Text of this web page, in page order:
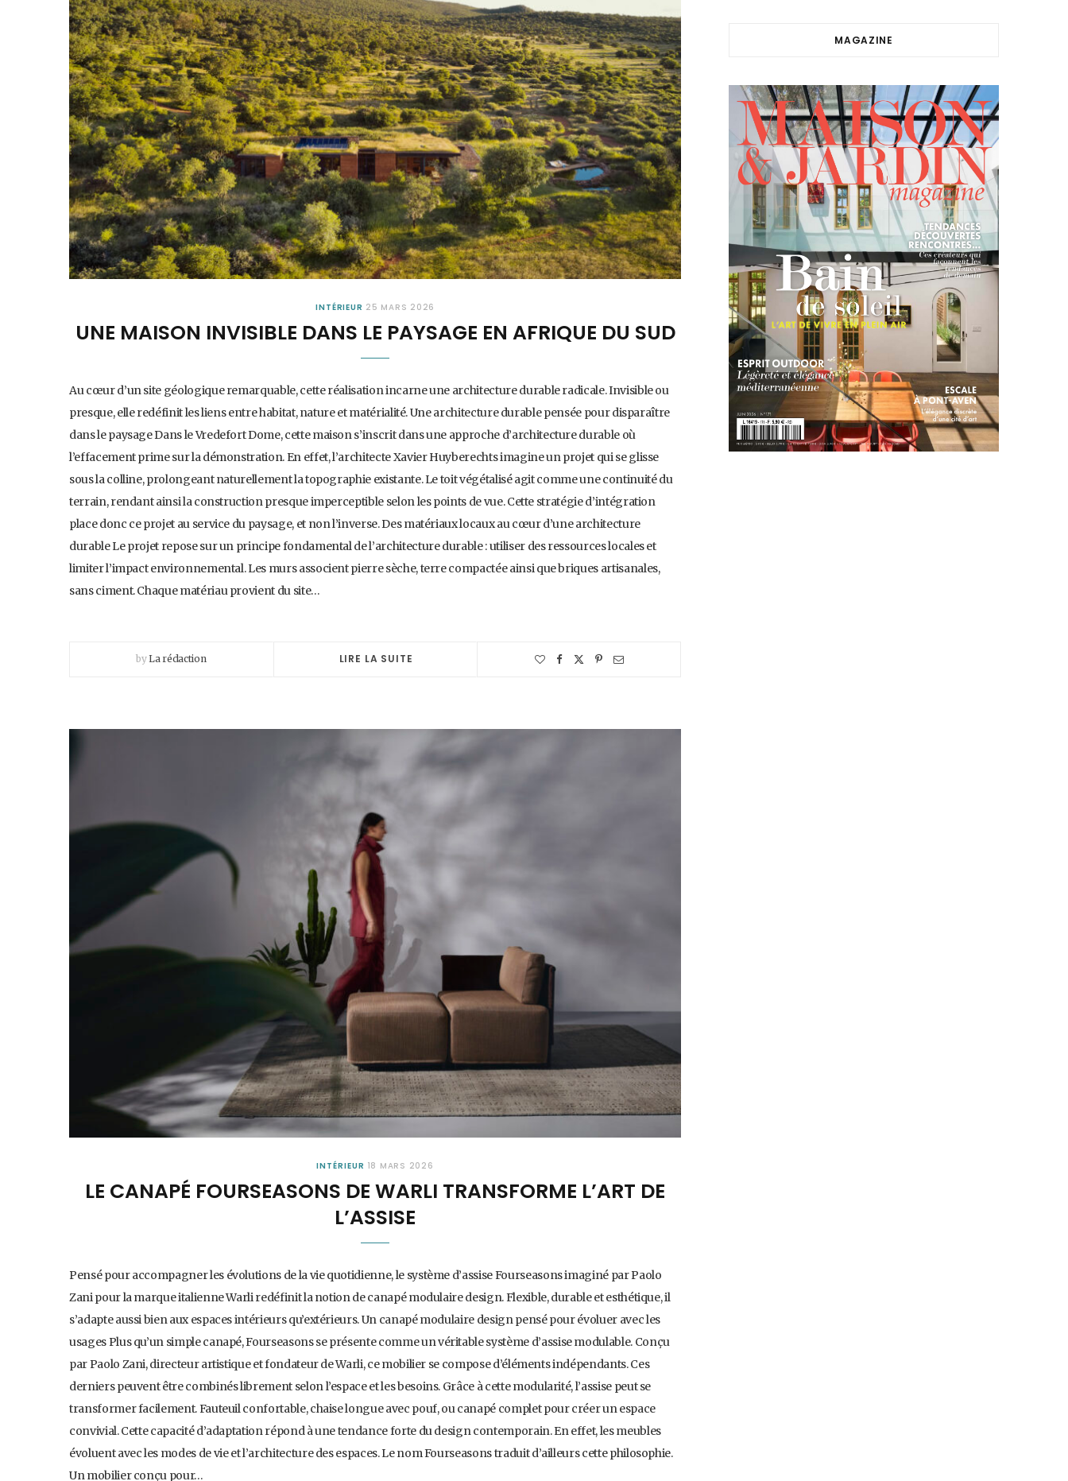
INTÉRIEUR 25 MARS 2026
UNE MAISON INVISIBLE DANS LE PAYSAGE EN AFRIQUE DU SUD
Au cœur d’un site géologique remarquable, cette réalisation incarne une architecture durable radicale. Invisible ou
presque, elle redéfinit les liens entre habitat, nature et matérialité. Une architecture durable pensée pour disparaître
dans le paysage Dans le Vredefort Dome, cette maison s’inscrit dans une approche d’architecture durable où
l’effacement prime sur la démonstration. En effet, l’architecte Xavier Huyberechts imagine un projet qui se glisse
sous la colline, prolongeant naturellement la topographie existante. Le toit végétalisé agit comme une continuité du
terrain, rendant ainsi la construction presque imperceptible selon les points de vue. Cette stratégie d’intégration
place donc ce projet au service du paysage, et non l’inverse. Des matériaux locaux au cœur d’une architecture
durable Le projet repose sur un principe fondamental de l’architecture durable : utiliser des ressources locales et
limiter l’impact environnemental. Les murs associent pierre sèche, terre compactée ainsi que briques artisanales,
sans ciment. Chaque matériau provient du site…
byLa rédaction LIRE LA SUITE
INTÉRIEUR 18 MARS 2026
LE CANAPÉ FOURSEASONS DE WARLI TRANSFORME L’ART DE
L’ASSISE
Pensé pour accompagner les évolutions de la vie quotidienne, le système d’assise Fourseasons imaginé par Paolo
Zani pour la marque italienne Warli redéfinit la notion de canapé modulaire design. Flexible, durable et esthétique, il
s’adapte aussi bien aux espaces intérieurs qu’extérieurs. Un canapé modulaire design pensé pour évoluer avec les
usages Plus qu’un simple canapé, Fourseasons se présente comme un véritable système d’assise modulable. Conçu
par Paolo Zani, directeur artistique et fondateur de Warli, ce mobilier se compose d’éléments indépendants. Ces
derniers peuvent être combinés librement selon l’espace et les besoins. Grâce à cette modularité, l’assise peut se
transformer facilement. Fauteuil confortable, chaise longue avec pouf, ou canapé complet pour créer un espace
convivial. Cette capacité d’adaptation répond à une tendance forte du design contemporain. En effet, les meubles
évoluent avec les modes de vie et l’architecture des espaces. Le nom Fourseasons traduit d’ailleurs cette philosophie.
Un mobilier conçu pour…
MAGAZINE